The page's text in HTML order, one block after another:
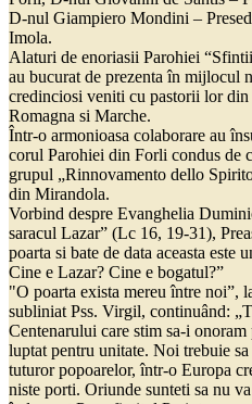
D-nul Giampiero Mondini –
Imola.
Alaturi de enoriasii Parohiei
au bucurat de prezenta în mijlocul
credinciosi veniti cu pastorii lor
Romagna si Marche.
Într-o armonioasa colaborare au
corul Parohiei din Forli condus de
grupul „Rinnovamento dello
din Mirandola.
Vorbind despre Evanghelia
saracul Lazar” (Lc 16, 19-31),
poarta si bate de data aceasta este
Cine e Lazar? Cine e bogatul?”
"O poarta exista mereu între noi”,
subliniat Pss. Virgil, continuând:
Centenarului care stim sa-i
luptat pentru unitate. Noi trebuie
tuturor popoarelor, într-o Europa
niste porti. Oriunde sunteti sa nu